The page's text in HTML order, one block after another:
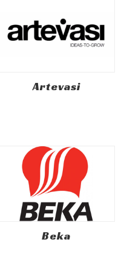
Artevasi
Beka